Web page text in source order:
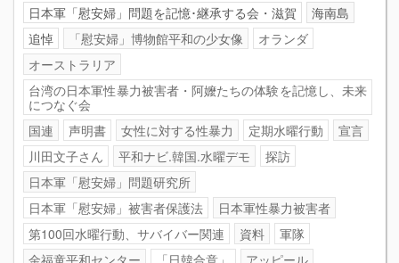
日本軍「慰安婦」問題を記憶･継承する会・滋賀
海南島
追悼
「慰安婦」博物館平和の少女像
オランダ
オーストラリア
台湾の日本軍性暴力被害者・阿嬤たちの体験を記憶し、未来
につなぐ会
国連
声明書 女性に対する性暴力 定期水曜行動
宣言
川田文子さん
平和ナビ.韓国.水曜デモ
探訪
日本軍「慰安婦」問題研究所
日本軍「慰安婦」被害者保護法
日本軍性暴力被害者
第100回水曜行動、サバイバー関連
資料
軍隊
金福童平和センター
「日韓合意」
アッピール